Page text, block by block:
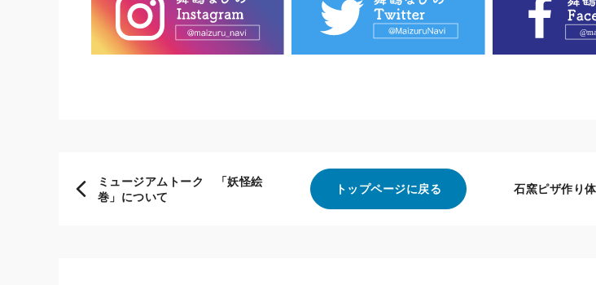
ミュージアムトーク 「妖怪絵
巻」について
トップページに戻る 石窯ピザ作り